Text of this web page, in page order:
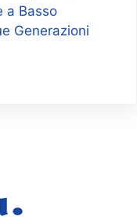
a Basso
Generazioni